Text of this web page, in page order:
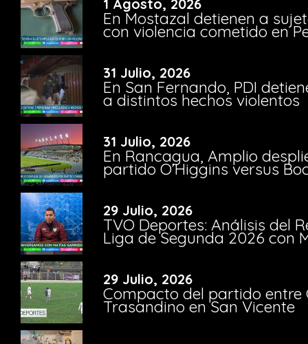
1 Agosto, 2026
En Mostazal detienen a
con violencia cometido en
31 Julio, 2026
En San Fernando, PDI
a distintos hechos violentos
31 Julio, 2026
En Rancagua, Amplio
partido O’Higgins versus
29 Julio, 2026
TVO Deportes: Análisis del
Liga de Segunda 2026 con
29 Julio, 2026
Compacto del partido entre
Trasandino en San Vicente